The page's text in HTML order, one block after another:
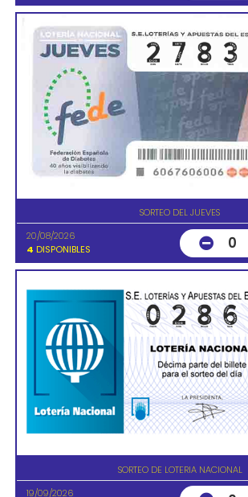
SORTEO DEL JUEVES
20/08/2026
4 DISPONIBLES 0
SORTEO DE LOTERIA NACIONAL
19/09/2026